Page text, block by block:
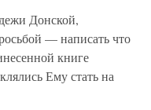
Донской,
— написать что
книге
Ему стать на